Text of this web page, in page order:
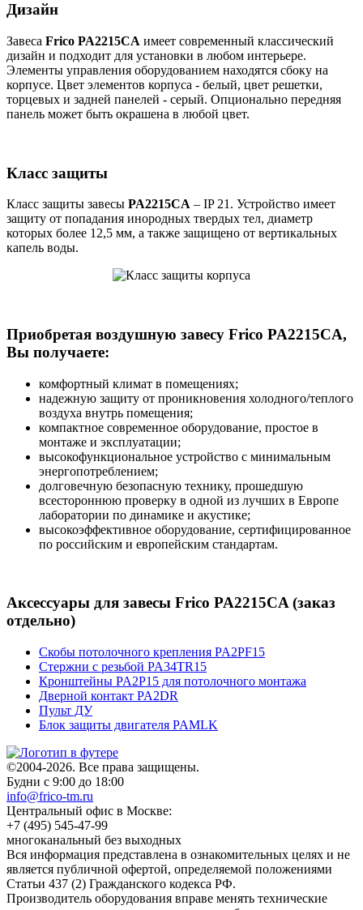
Дизайн
Завеса Frico PA2215CA имеет современный классический
дизайн и подходит для установки в любом интерьере.
Элементы управления оборудованием находятся сбоку на
корпусе. Цвет элементов корпуса - белый, цвет решетки,
торцевых и задней панелей - серый. Опционально передняя
панель может быть окрашена в любой цвет.
Класс защиты
Класс защиты завесы PA2215CA – IP 21. Устройство имеет
защиту от попадания инородных твердых тел, диаметр
которых более 12,5 мм, а также защищено от вертикальных
капель воды.
Приобретая воздушную завесу Frico PA2215CA,
Вы получаете:
комфортный климат в помещениях;
надежную защиту от проникновения холодного/теплого
воздуха внутрь помещения;
компактное современное оборудование, простое в
монтаже и эксплуатации;
высокофункциональное устройство с минимальным
энергопотреблением;
долговечную безопасную технику, прошедшую
всестороннюю проверку в одной из лучших в Европе
лаборатории по динамике и акустике;
высокоэффективное оборудование, сертифицированное
по российским и европейским стандартам.
Аксессуары для завесы Frico PA2215CA (заказ
отдельно)
Скобы потолочного крепления PA2PF15
Стержни с резьбой PA34TR15
Кронштейны PA2P15 для потолочного монтажа
Дверной контакт PA2DR
Пульт ДУ
Блок защиты двигателя PAMLK
©2004-2026. Все права защищены.
Будни с 9:00 до 18:00
info@frico-tm.ru
Центральный офис в Москве:
+7 (495) 545-47-99
многоканальный без выходных
Вся информация представлена в ознакомительных целях и не
является публичной офертой, определяемой положениями
Статьи 437 (2) Гражданского кодекса РФ.
Производитель оборудования вправе менять технические